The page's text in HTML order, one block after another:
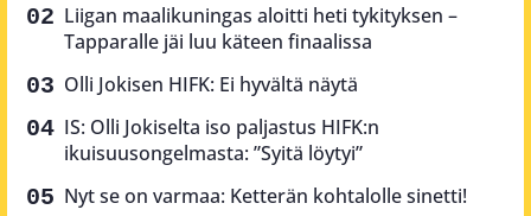
Liigan maalikuningas aloitti heti tykityksen –
Tapparalle jäi luu käteen finaalissa
Olli Jokisen HIFK: Ei hyvältä näytä
IS: Olli Jokiselta iso paljastus HIFK:n
ikuisuusongelmasta: ”Syitä löytyi”
Nyt se on varmaa: Ketterän kohtalolle sinetti!